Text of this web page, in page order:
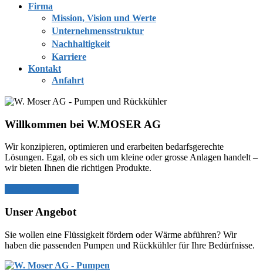
Firma
Mission, Vision und Werte
Unternehmensstruktur
Nachhaltigkeit
Karriere
Kontakt
Anfahrt
Willkommen bei W.MOSER AG
Wir konzipieren, optimieren und erarbeiten bedarfsgerechte
Lösungen. Egal, ob es sich um kleine oder grosse Anlagen handelt –
wir bieten Ihnen die richtigen Produkte.
Unser Angebot
Sie wollen eine Flüssigkeit fördern oder Wärme abführen? Wir
haben die passenden Pumpen und Rückkühler für Ihre Bedürfnisse.